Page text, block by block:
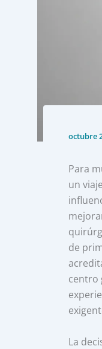
octubre
Para
un
de
centro
La